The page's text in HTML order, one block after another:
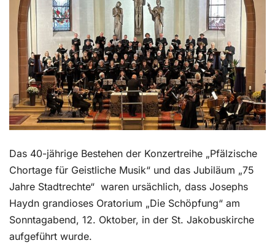
Das 40-jährige Bestehen der Konzertreihe „Pfälzische
Chortage für Geistliche Musik“ und das Jubiläum „75
Jahre Stadtrechte“ waren ursächlich, dass Josephs
Haydn grandioses Oratorium „Die Schöpfung“ am
Sonntagabend, 12. Oktober, in der St. Jakobuskirche
aufgeführt wurde.